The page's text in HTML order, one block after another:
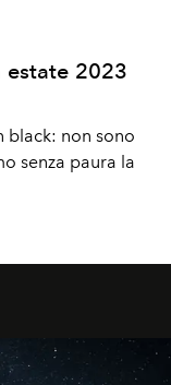
estate 2023
black: non sono
senza paura la